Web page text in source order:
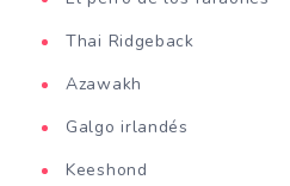
Thai Ridgeback
Azawakh
Galgo irlandés
Keeshond